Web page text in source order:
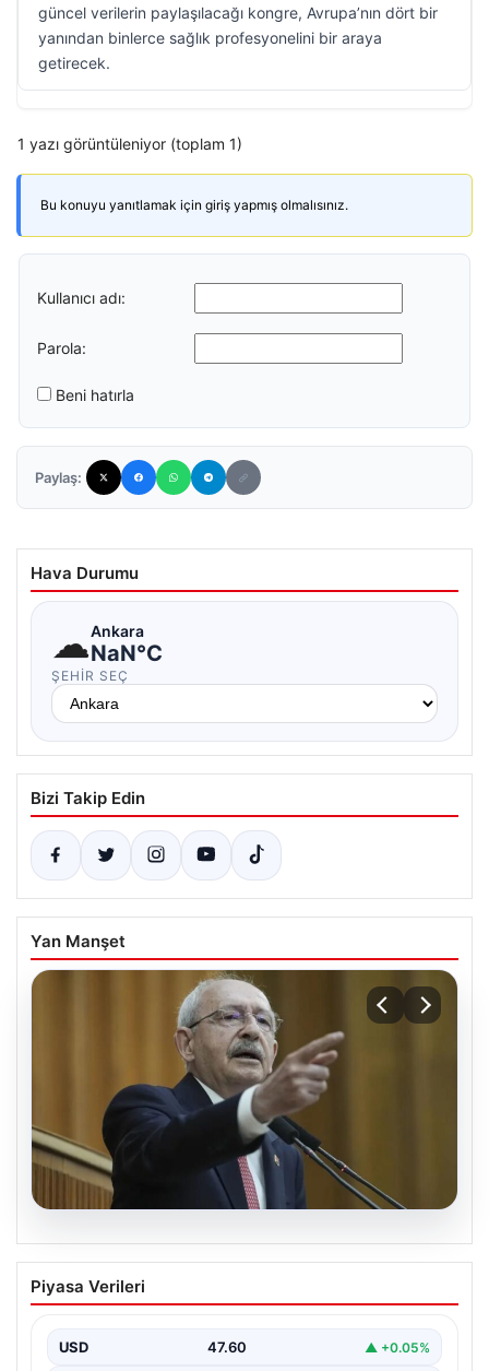
güncel verilerin paylaşılacağı kongre, Avrupa’nın dört bir
yanından binlerce sağlık profesyonelini bir araya
getirecek.
1 yazı görüntüleniyor (toplam 1)
Bu konuyu yanıtlamak için giriş yapmış olmalısınız.
Kullanıcı adı:
Parola:
Beni hatırla
Paylaş:
Hava Durumu
☁Ankara
NaN°C
ŞEHIR SEÇ
Bizi Takip Edin
Yan Manşet
05.08.2026
Kılıçdaroğlu: Hesap sormaktan ve
vermekten çekinmeyiz
başlangıcını ilan eden Cumhuriyet Halk Partisi (CHP)
Genel…
Piyasa Verileri
USD 47.60 ▲ +0.05%